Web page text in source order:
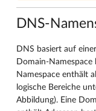
DNS-
DNS basiert auf
Domain-Namespace
Namespace enthält
logische Bereiche
Abbildung). Eine